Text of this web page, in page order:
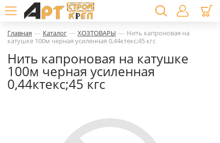
Главная — Каталог — ХОЗТОВАРЫ — Нить капроновая на
катушке 100м черная усиленная 0,44ктекс;45 кгс
Нить капроновая на катушке
100м черная усиленная
0,44ктекс;45 кгс